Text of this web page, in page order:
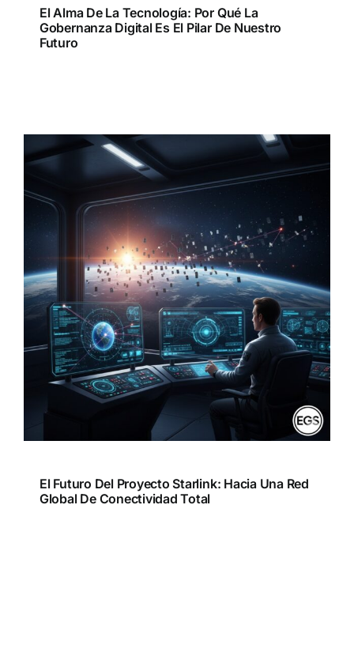
El Alma De La Tecnología: Por Qué La
Gobernanza Digital Es El Pilar De Nuestro
Futuro
El Futuro Del Proyecto Starlink: Hacia Una Red
Global De Conectividad Total